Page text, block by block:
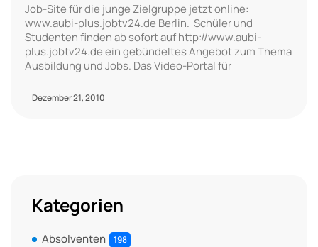
Job-Site für die junge Zielgruppe jetzt online:
www.aubi-plus.jobtv24.de Berlin. Schüler und
Studenten finden ab sofort auf http://www.aubi-
plus.jobtv24.de ein gebündeltes Angebot zum Thema
Ausbildung und Jobs. Das Video-Portal für
Dezember 21, 2010
Kategorien
Absolventen 198